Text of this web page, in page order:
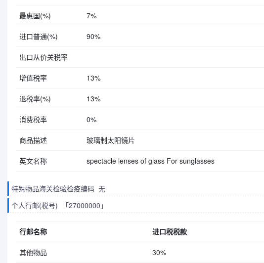
最惠国(%) 7%
进口普通(%) 90%
出口从价关税率
增值税率 13%
退税率(%) 13%
消费税率 0%
商品描述 玻璃制太阳镜片
英文名称 spectacle lenses of glass For sunglasses
特殊物品海关检验检疫编码 无
个人行邮(税号) 「27000000」
行邮名称 进口税税款
其他物品 30%